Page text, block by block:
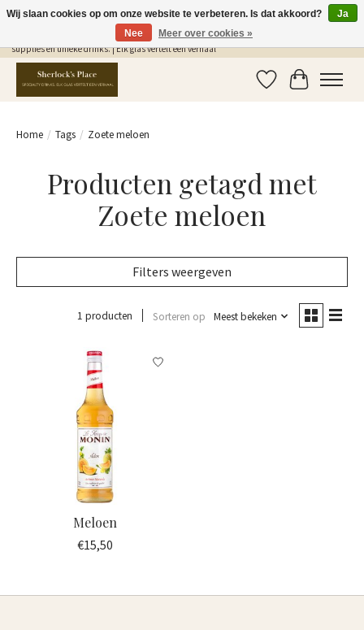
Gratis Verzending in NL vanaf €75,- | Sherlocks Place: dé plek voor MONIN siropen, bar
supplies en unieke drinks. | Elk glas vertelt een verhaal
Verlanglijst
Home / Tags / Zoete meloen
Producten getagd met
Zoete meloen
Filters weergeven
1 producten Sorteren op Meest bekeken
Meloen
€15,50
Wij slaan cookies op om onze website te verbeteren. Is dat akkoord?
Ja
Nee
Meer over cookies »